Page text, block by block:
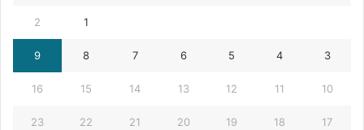
1
2
3
4
5
6
7
8
9
10
11
12
13
14
15
16
17
18
19
20
21
22
23